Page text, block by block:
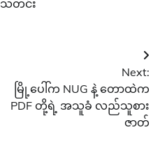
သတင်း
Next:
မြို့ပေါ်က NUG နဲ့ တောထဲက
PDF တို့ရဲ့ အသူခံ လည်သူစား
ဇာတ်